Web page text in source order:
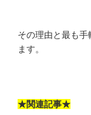
その理由と最も
ます。
★関連記事★